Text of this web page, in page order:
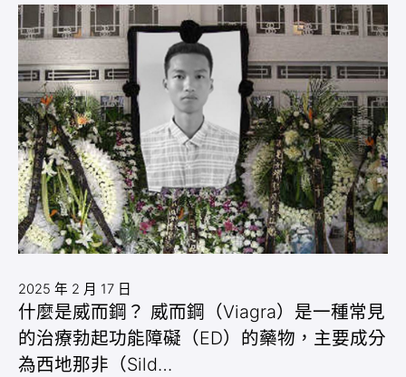
2025 年 2 月 17 日
什麼是威而鋼？ 威而鋼（Viagra）是一種常見
的治療勃起功能障礙（ED）的藥物，主要成分
為西地那非（Sild…